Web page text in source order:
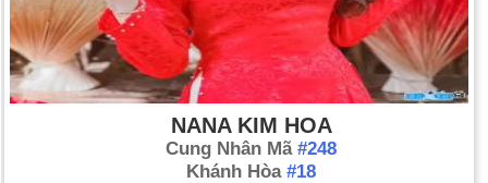
NANA KIM HOA
Cung Nhân Mã #248
Khánh Hòa #18